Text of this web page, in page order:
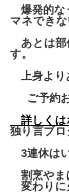
爆発的な
マネでき
あとは部
す。
上身より
ご予約お
詳しくは
独り言ブロ
3連休は
割烹やま
変わりに